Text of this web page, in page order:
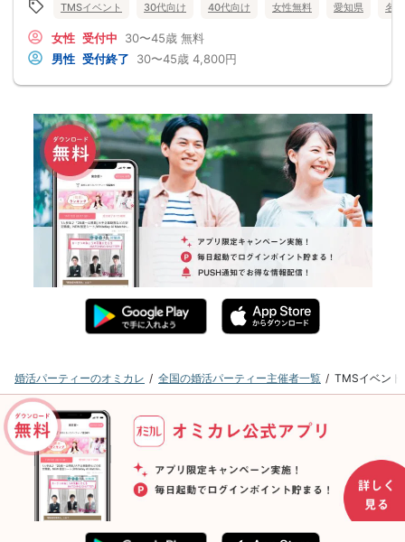
TMSイベント 30代向け 40代向け 女性無料 愛知県 名駅
女性 受付中 30〜45歳 無料
男性 受付終了 30〜45歳 4,800円
婚活パーティーのオミカレ 全国の婚活パーティー主催者一覧 TMSイベント